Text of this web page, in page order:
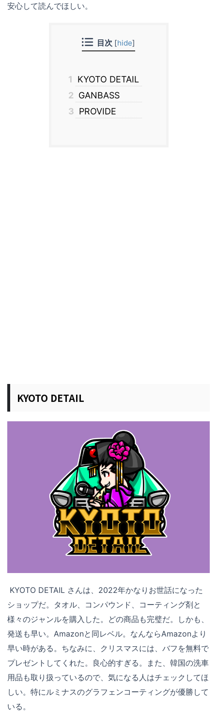
安心して読んでほしい。
目次 [hide]
1
KYOTO DETAIL
2 GANBASS
3 PROVIDE
KYOTO DETAIL
KYOTO DETAIL さんは、2022年かなりお世話になった
ショップだ。タオル、コンパウンド、コーティング剤と
様々のジャンルを購入した。どの商品も完璧だ。しかも、
発送も早い。Amazonと同レベル。なんならAmazonより
早い時がある。ちなみに、クリスマスには、バフを無料で
プレゼントしてくれた。良心的すぎる。また、韓国の洗車
用品も取り扱っているので、気になる人はチェックしてほ
しい。特にルミナスのグラフェンコーティングが優勝して
いる。